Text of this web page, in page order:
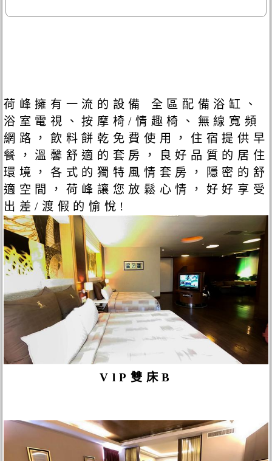
荷峰擁有一流的設備 全區配備浴缸、
浴室電視、按摩椅/情趣椅、無線寬頻
網路，飲料餅乾免費使用，住宿提供早
餐，溫馨舒適的套房，良好品質的居住
環境，各式的獨特風情套房，隱密的舒
適空間，荷峰讓您放鬆心情，好好享受
出差/渡假的愉悅!
VlP雙床B